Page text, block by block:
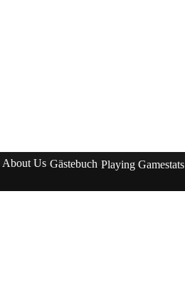
About Us Gästebuch Playing Gamestats